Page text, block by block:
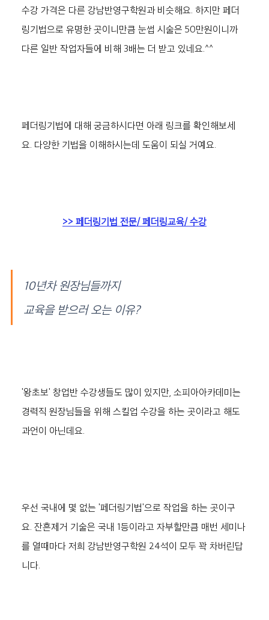
수강 가격은 다른 강남반영구학원과 비슷해요. 하지만 페더
링기법으로 유명한 곳이니만큼 눈썹 시술은 50만원이니까
다른 일반 작업자들에 비해 3배는 더 받고 있네요.^^
페더링기법에 대해 궁금하시다면 아래 링크를 확인해보세
요. 다양한 기법을 이해하시는데 도움이 되실 거예요.
>> 페더링기법 전문/ 페더링교육/ 수강
10년차 원장님들까지
교육을 받으러 오는 이유?
'왕초보' 창업반 수강생들도 많이 있지만, 소피아아카데미는
경력직 원장님들을 위해 스킬업 수강을 하는 곳이라고 해도
과언이 아닌데요.
우선 국내에 몇 없는 '페더링기법'으로 작업을 하는 곳이구
요. 잔흔제거 기술은 국내 1등이라고 자부할만큼 매번 세미나
를 열때마다 저희 강남반영구학원 24석이 모두 꽉 차버린답
니다.